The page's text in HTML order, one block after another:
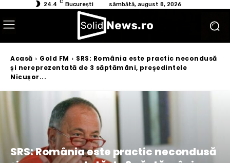
24.4 C București sâmbătă, august 8, 2026
Acasă Gold FM
SRS: România este practic necondusă
și nereprezentată de 3 săptămâni, președintele
Nicușor...
SRS: România este practic necondusă